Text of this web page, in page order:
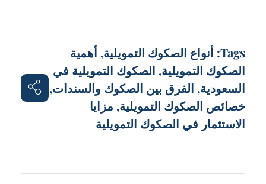
Tags: أنواع الصكوك التمويلية, أهمية
الصكوك التمويلية, الصكوك التمويلية في
السعودية, الفرق بين الصكوك والسندات,
خصائص الصكوك التمويلية, مزايا
الاستثمار في الصكوك التمويلية